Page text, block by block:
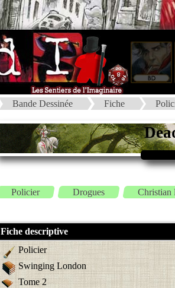
Bande Dessinée Fiche
Policier Drogues Christian
Fiche descriptive
Policier
Swinging London
Tome 2